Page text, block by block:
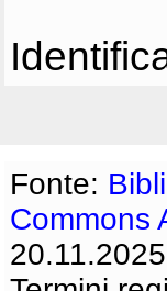
Fonte:
Commons